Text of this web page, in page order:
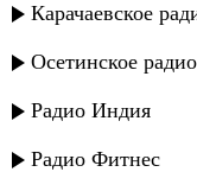
Карачаевское
Осетинское радио
Радио Индия
Радио Фитнес
Арслан